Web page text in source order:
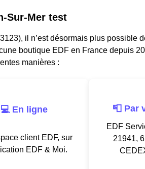
Sur-Mer test
il n’est désormais plus possible
boutique EDF en France depuis
manières :
💻 En ligne
client EDF, sur
EDF & Moi.
📮 Par
EDF
21941,